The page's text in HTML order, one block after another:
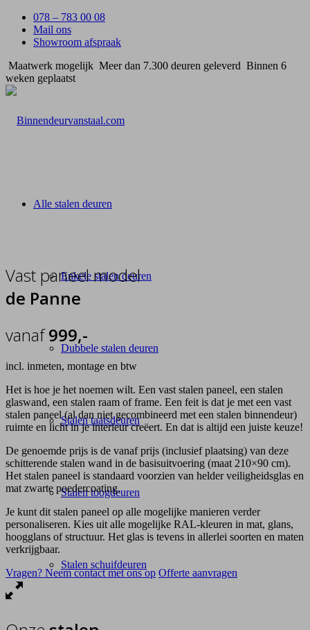
078 – 783 00 08
Mail ons
Showroom afspraak
Maatwerk mogelijk Meer dan 7.300 deuren geleverd Binnen 6
weken geplaatst
Alle stalen deuren
Enkele stalen deuren
Dubbele stalen deuren
Stalen taatsdeuren
Stalen toogdeuren
Stalen schuifdeuren
Vast paneel model
de Panne
vanaf999,-
incl. inmeten, montage en btw
Het is hoe je het noemen wilt. Een vast stalen paneel, een stalen
glaswand, een stalen raam of frame. Een feit is dat je met een vast
stalen paneel (al dan niet gecombineerd met een stalen binnendeur)
ruimte en licht in je interieur creëert. En dat is altijd een juiste keuze!
De genoemde prijs is de vanaf prijs (inclusief plaatsing) van deze
schitterende stalen wand in de basisuitvoering (maat 210×90 cm).
Het stalen paneel is standaard voorzien van helder veiligheidsglas en
mat zwarte poedercoating.
Je kunt dit stalen paneel op alle mogelijke manieren verder
personaliseren. Kies uit alle mogelijke RAL-kleuren in mat, glans,
hoogglans of structuur. Het glas is tevens in allerlei soorten en maten
verkrijgbaar.
Vragen? Neem contact met ons op Offerte aanvragen